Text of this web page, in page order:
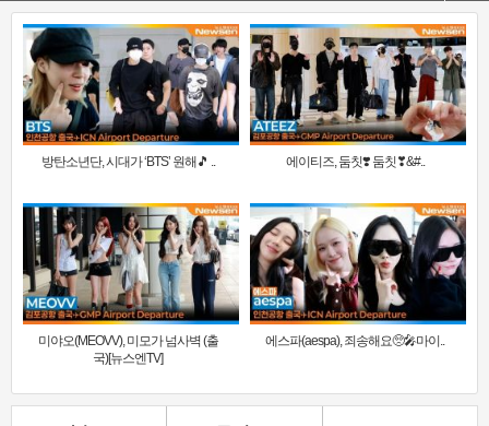
방탄소년단, 시대가 ‘BTS’ 원해🎵 .. 에이티즈, 둠칫❣️ 둠칫❣&#..
미야오(MEOVV), 미모가 넘사벽 (출
국)[뉴스엔TV]
에스파(aespa), 죄송해요🥺🎤마이..